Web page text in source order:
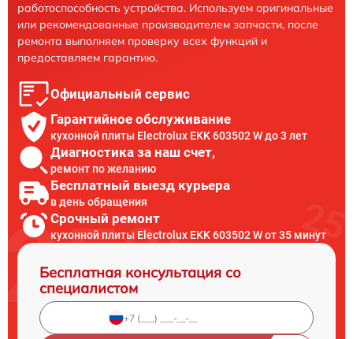
работоспособность устройства. Используем оригинальные
или рекомендованные производителем запчасти, после
ремонта выполняем проверку всех функций и
предоставляем гарантию.
Официальный сервис
Гарантийное обслуживание
кухонной плиты Electrolux EKK 603502 W до 3 лет
Диагностика за наш счет,
ремонт по желанию
Бесплатный выезд курьера
в день обращения
Срочный ремонт
кухонной плиты Electrolux EKK 603502 W от 35 минут
Бесплатная консультация со
специалистом